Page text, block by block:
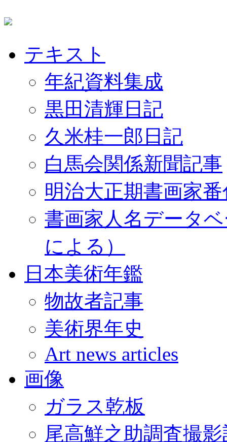
テキスト
年紀資料集成
黒田清輝日記
久米桂一郎日記
白馬会関係新聞記事
明治大正期書画家
書画家人名データ
による）
日本美術年鑑
物故者記事
美術界年史
Art news articles
画像
ガラス乾板
尾高鮮之助調査撮